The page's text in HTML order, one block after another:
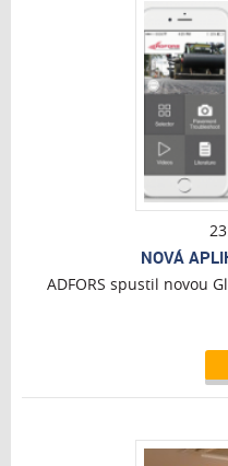
NOVÁ
ADFORS spustil novou